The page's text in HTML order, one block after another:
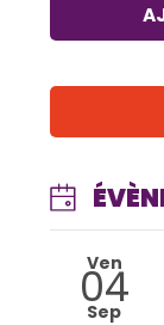
Ven
04
Sep